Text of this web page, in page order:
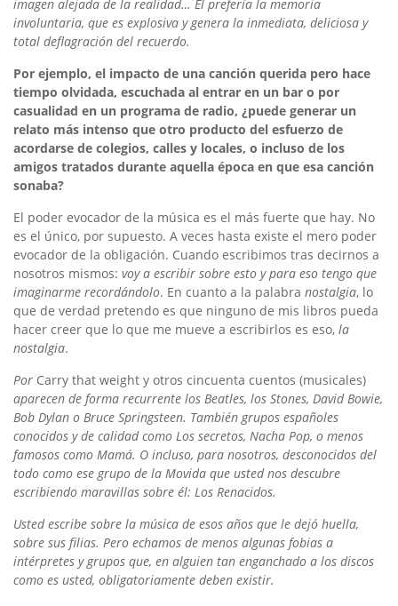
imagen alejada de la realidad… Él prefería la memoria
involuntaria, que es explosiva y genera la inmediata, deliciosa y
total deflagración del recuerdo.
Por ejemplo, el impacto de una canción querida pero hace
tiempo olvidada, escuchada al entrar en un bar o por
casualidad en un programa de radio, ¿puede generar un
relato más intenso que otro producto del esfuerzo de
acordarse de colegios, calles y locales, o incluso de los
amigos tratados durante aquella época en que esa canción
sonaba?
El poder evocador de la música es el más fuerte que hay. No
es el único, por supuesto. A veces hasta existe el mero poder
evocador de la obligación. Cuando escribimos tras decirnos a
nosotros mismos: voy a escribir sobre esto y para eso tengo que
imaginarme recordándolo. En cuanto a la palabra nostalgia, lo
que de verdad pretendo es que ninguno de mis libros pueda
hacer creer que lo que me mueve a escribirlos es eso, la
nostalgia.
Por Carry that weight y otros cincuenta cuentos (musicales)
aparecen de forma recurrente los Beatles, los Stones, David Bowie,
Bob Dylan o Bruce Springsteen. También grupos españoles
conocidos y de calidad como Los secretos, Nacha Pop, o menos
famosos como Mamá. O incluso, para nosotros, desconocidos del
todo como ese grupo de la Movida que usted nos descubre
escribiendo maravillas sobre él: Los Renacidos.
Usted escribe sobre la música de esos años que le dejó huella,
sobre sus filias. Pero echamos de menos algunas fobias a
intérpretes y grupos que, en alguien tan enganchado a los discos
como es usted, obligatoriamente deben existir.